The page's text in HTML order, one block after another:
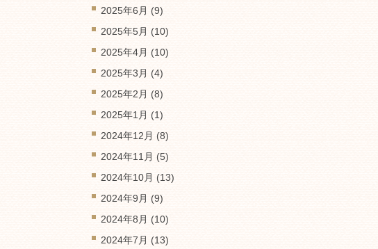
2025年6月 (9)
2025年5月 (10)
2025年4月 (10)
2025年3月 (4)
2025年2月 (8)
2025年1月 (1)
2024年12月 (8)
2024年11月 (5)
2024年10月 (13)
2024年9月 (9)
2024年8月 (10)
2024年7月 (13)